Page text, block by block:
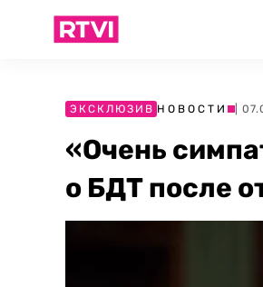
ЭКСКЛЮЗИВ НОВОСТИ |
«Очень
о БДТ после